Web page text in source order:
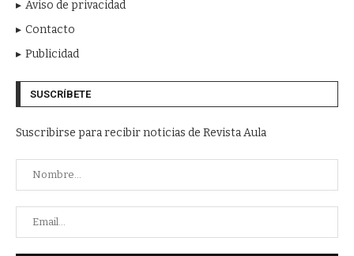
Aviso de privacidad
Contacto
Publicidad
SUSCRÍBETE
Suscribirse para recibir noticias de Revista Aula